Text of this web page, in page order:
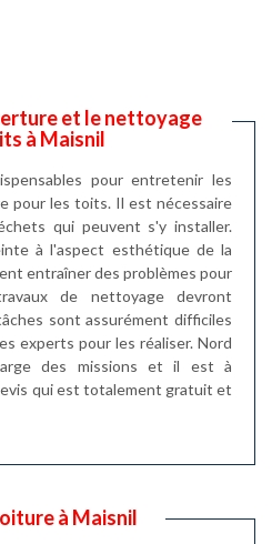
et le nettoyage
à Maisnil
pour entretenir les
pour les toits. Il est nécessaire
qui peuvent s'y installer.
à l'aspect esthétique de la
entraîner des problèmes pour
de nettoyage devront
sont assurément difficiles
experts pour les réaliser. Nord
des missions et il est à
qui est totalement gratuit et
à Maisnil